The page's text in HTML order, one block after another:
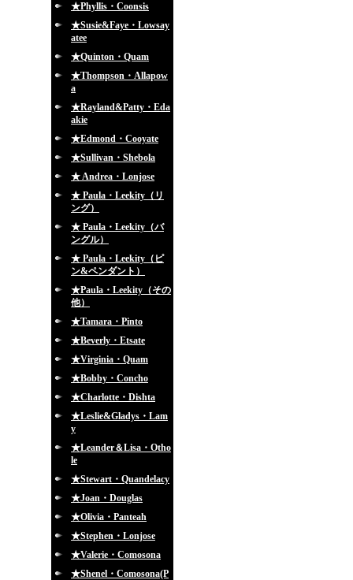
★Phyllis・Coonsis
★Susie&Faye・Lowsay
atee
★Quinton・Quam
★Thompson・Allapow
a
★Rayland&Patty・Eda
akie
★Edmond・Cooyate
★Sullivan・Shebola
★ Andrea・Lonjose
★ Paula・Leekity（リ
ング）
★ Paula・Leekity（バ
ングル）
★ Paula・Leekity（ピ
ン&ペンダント）
★Paula・Leekity（その
他）
★Tamara・Pinto
★Beverly・Etsate
★Virginia・Quam
★Bobby・Concho
★Charlotte・Dishta
★Leslie&Gladys・Lam
y
★Leander＆Lisa・Otho
le
★Stewart・Quandelacy
★Joan・Douglas
★Olivia・Panteah
★Stephen・Lonjose
★Valerie・Comosona
★Shenel・Comosona(P